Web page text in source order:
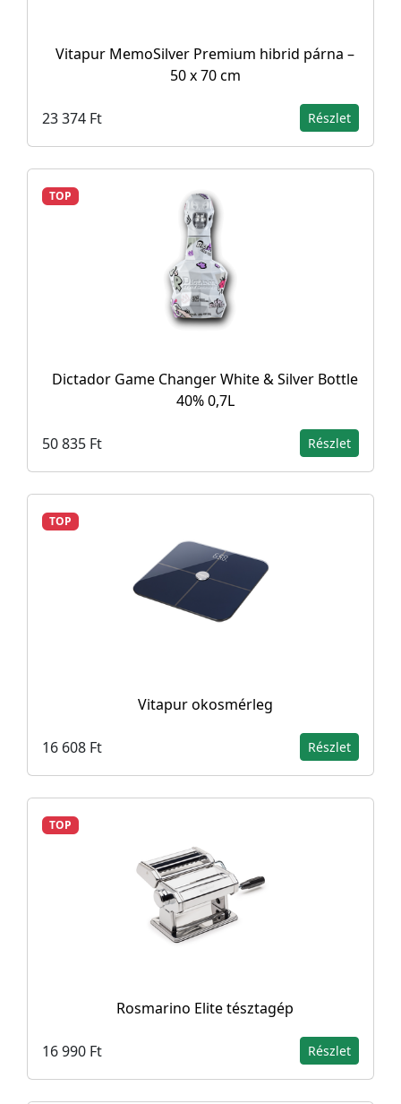
Vitapur MemoSilver Premium hibrid párna –
50 x 70 cm
23 374 Ft Részlet
TOP
Dictador Game Changer White & Silver Bottle
40% 0,7L
50 835 Ft Részlet
TOP
Vitapur okosmérleg
16 608 Ft Részlet
TOP
Rosmarino Elite tésztagép
16 990 Ft Részlet